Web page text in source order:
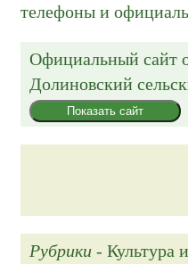
телефоны и
Официальный сайт
Долиновский
Показать сайт
Рубрики - Культура